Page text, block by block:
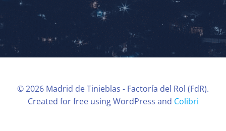
© 2026 Madrid de Tinieblas - Factoría del Rol (FdR).
Created for free using WordPress and Colibri